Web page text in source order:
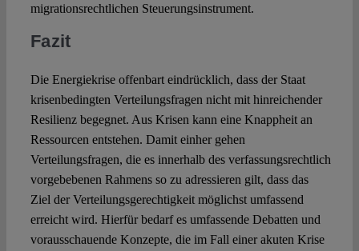
migrationsrechtlichen Steuerungsinstrument.
Fazit
Die Energiekrise offenbart eindrücklich, dass der Staat
krisenbedingten Verteilungsfragen nicht mit hinreichender
Resilienz begegnet. Aus Krisen kann eine Knappheit an
Ressourcen entstehen. Damit einher gehen
Verteilungsfragen, die es innerhalb des verfassungsrechtlich
vorgebebenen Rahmens so zu adressieren gilt, dass das
Ziel der Verteilungsgerechtigkeit möglichst umfassend
erreicht wird. Hierfür bedarf es umfassende Debatten und
vorausschauende Konzepte, die im Fall einer akuten Krise